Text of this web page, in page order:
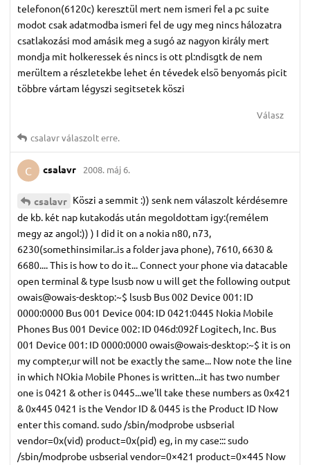
telefonon(6120c) keresztül mert nem ismeri fel a pc suite
modot csak adatmodba ismeri fel de ugy meg nincs hálozatra
csatlakozási mod amásik meg a sugó az nagyon király mert
mondja mit holkeressek és nincs is ott pl:ndisgtk de nem
merültem a részletekbe lehet én tévedek elsö benyomás picit
többre vártam légyszi segitsetek köszi
Válasz
csalavrválaszolt erre.
C csalavr 2008. máj 6.
csalavr Köszi a semmit :)) senk nem válaszolt kérdésemre
de kb. két nap kutakodás után megoldottam igy:(remélem
megy az angol:)) ) I did it on a nokia n80, n73,
6230(somethinsimilar..is a folder java phone), 7610, 6630 &
6680.... This is how to do it... Connect your phone via datacable
open terminal & type lsusb now u will get the following output
owais@owais-desktop:~$ lsusb Bus 002 Device 001: ID
0000:0000 Bus 001 Device 004: ID 0421:0445 Nokia Mobile
Phones Bus 001 Device 002: ID 046d:092f Logitech, Inc. Bus
001 Device 001: ID 0000:0000 owais@owais-desktop:~$ it is on
my compter,ur will not be exactly the same... Now note the line
in which NOkia Mobile Phones is written...it has two number
one is 0421 & other is 0445...we'll take these numbers as 0x421
& 0x445 0421 is the Vendor ID & 0445 is the Product ID Now
enter this comand. sudo /sbin/modprobe usbserial
vendor=0x(vid) product=0x(pid) eg, in my case::: sudo
/sbin/modprobe usbserial vendor=0×421 product=0×445 Now